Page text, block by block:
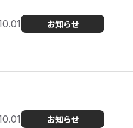
お知らせ
お知らせ